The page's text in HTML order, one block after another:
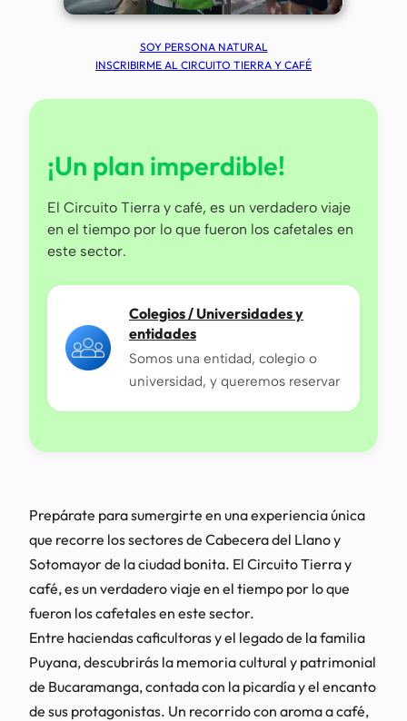
SOY PERSONA NATURAL
INSCRIBIRME AL CIRCUITO TIERRA Y CAFÉ
¡Un plan imperdible!
El Circuito Tierra y café, es un verdadero viaje
en el tiempo por lo que fueron los cafetales en
este sector.
Colegios / Universidades y
entidades
Somos una entidad, colegio o
universidad, y queremos reservar
Prepárate para sumergirte en una experiencia única
que recorre los sectores de Cabecera del Llano y
Sotomayor de la ciudad bonita. El Circuito Tierra y
café, es un verdadero viaje en el tiempo por lo que
fueron los cafetales en este sector.
Entre haciendas caficultoras y el legado de la familia
Puyana, descubrirás la memoria cultural y patrimonial
de Bucaramanga, contada con la picardía y el encanto
de sus protagonistas. Un recorrido con aroma a café,